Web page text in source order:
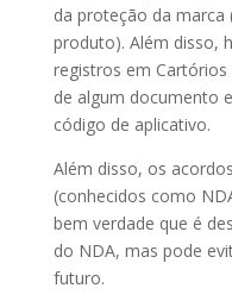
da proteção da
produto). Além disso,
registros em
de algum documento
código de aplicativo.
Além disso, os
(conhecidos como
bem verdade que é
do NDA, mas pode
futuro.